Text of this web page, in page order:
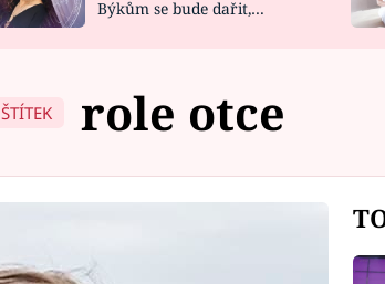
VIDEORECEPTY
DESIGN
Býkům se bude dařit,
ŠTÍTEK role otce